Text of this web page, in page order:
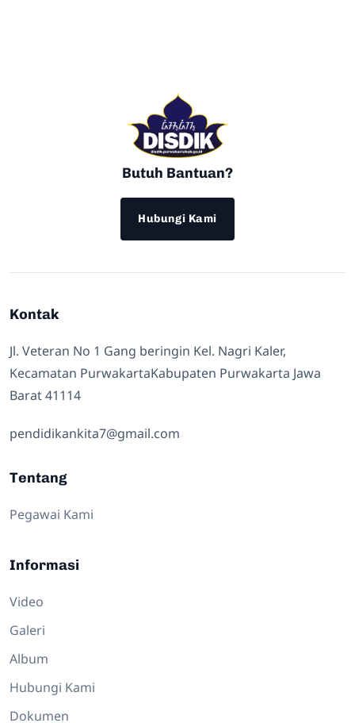
Butuh Bantuan?
Hubungi Kami
Kontak
Jl. Veteran No 1 Gang beringin Kel. Nagri Kaler,
Kecamatan PurwakartaKabupaten Purwakarta Jawa
Barat 41114
pendidikankita7@gmail.com
Tentang
Pegawai Kami
Informasi
Video
Galeri
Album
Hubungi Kami
Dokumen